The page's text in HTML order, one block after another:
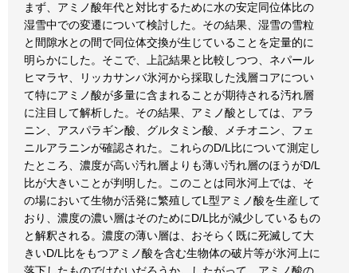
まず、アミノ酸年代と対比するために水の安定同位体比の
湿雪中での変遷について検討した。その結果、湿雪の雪粒
と間隙水との間で同位体交換が生じていることを定量的に
明らかにした。そこで、上記結果と比較しつつ、ネパール
ヒマラヤ、リッカサンバ氷河から採取した浅層コアについ
て特にアミノ酸が多量に含まれることが期待される汚れ層
に注目して解析した。その結果、アミノ酸としては、アラ
ニン、アスパラギン酸、グルタミン酸、メチオニン、フェ
ニルアラニンが確認された。これらのD/L比について測定し
たところ、濃度が高い汚れ層よりも薄い汚れ層のほうがD/L
比が大きいことが判明した。このことは同氷河上では、そ
の場において生物が活発に繁殖してL型アミノ酸を生産して
おり、濃度の濃い層はそのためにD/L比が減少しているもの
と解釈される。濃度の薄い層は、おそらく既に死滅して大
きいD/L比をもつアミノ酸を含む生物体の破片等が氷河上に